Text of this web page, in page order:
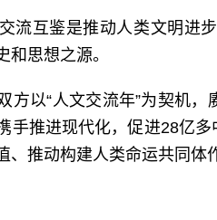
流互鉴是推动人类文明进
和思想之源。
方以“人文交流年”为契机
手推进现代化，促进28亿
、推动构建人类命运共同体